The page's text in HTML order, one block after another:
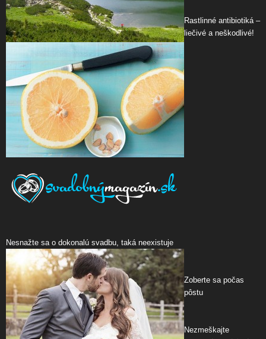
Rastlinné antibiotiká –
liečivé a neškodlivé!
Nesnažte sa o dokonalú svadbu, taká neexistuje
Zoberte sa počas
pôstu
Nezmeškajte